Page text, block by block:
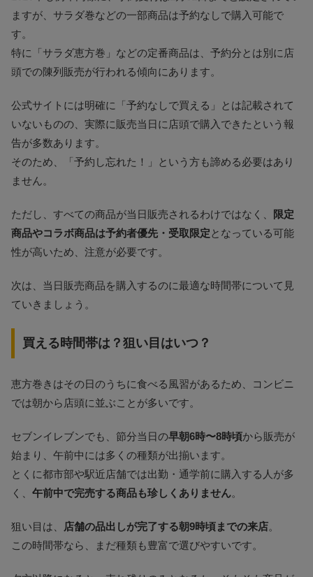
ますが、サラダ巻などの一部商品は予約なしで購入可能で
す。
特に「サラダ恵方巻」などの定番商品は、予約分とは別に店
頭での陳列販売が行われる傾向にあります。
公式サイトには明確に「予約なしで買える」とは記載されて
いないものの、実際に販売当日に店頭で購入できたという報
告が多数あります。
そのため、「予約し忘れた！」という方も諦める必要はあり
ません。
ただし、すべての商品が当日販売されるわけではなく、
限定
商品やコラボ商品は予約者優先・受取限定となっている可能
性が高いため、注意が必要です。
次は、当日販売商品を購入するのに最適な時間帯について見
ていきましょう。
買える時間帯は？狙い目はいつ？
恵方巻きはその日のうちに食べる風習があるため、コンビニ
では朝から店頭に並ぶことが多いです。
セブンイレブンでも、節分当日の早朝6時〜8時頃から販売が
始まり、午前中には多くの種類が出揃います。
とくに都市部や駅近店舗では出勤・通学前に購入する人が多
く、 午前中で完売する商品も珍しくありません。
狙い目は、 店舗の品出しが完了する朝9時頃までの来店。
この時間帯なら、まだ種類も豊富で選びやすいです。